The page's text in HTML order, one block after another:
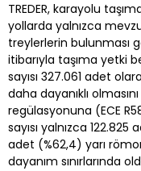
TREDER, karayolu
yollarda yalnızca
treylerlerin bulunması
itibarıyla taşıma yetki
sayısı 327.061 adet
daha dayanıklı
regülasyonuna (ECE
sayısı yalnızca
adet (%62,4) yarı
dayanım sınırlarında